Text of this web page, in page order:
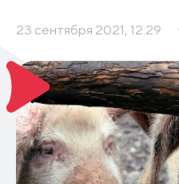
23 сентября 2021, 12:29